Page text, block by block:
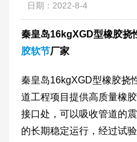
日期：2022-8-4
秦皇岛16kgXGD型橡胶挠
胶软节厂家
秦皇岛16kgXGD型橡胶挠
道工程项目提供高质量橡
接口处，可以吸收管道的
的长期稳定运行，经过试